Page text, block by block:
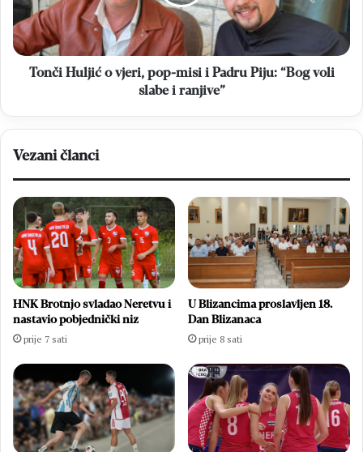
Padru
Piju:
“BogTonči Huljić o vjeri, pop-misi i Padru Piju: “Bog voli
slabe i ranjive”
Vezani članci
HNK Brotnjo svladao Neretvu i
nastavio pobjednički niz
prije 7 sati
U Blizancima proslavljen 18.
Dan Blizanaca
prije 8 sati